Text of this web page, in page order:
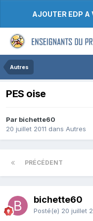
AJOUTER EDP A
Autres
PES oise
Par bichette60
20 juillet 2011 dans Autres
PRÉCÉDENT
bichette60
Posté(e) 20 juillet